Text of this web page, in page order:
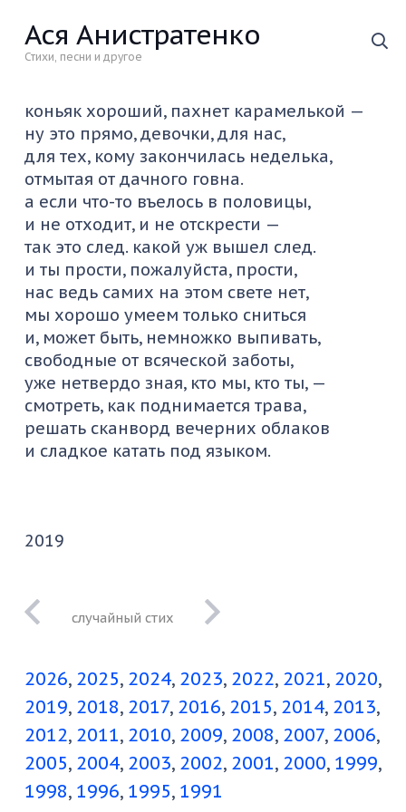
Ася Анистратенко
Стихи, песни и другое
коньяк хороший, пахнет карамелькой —
ну это прямо, девочки, для нас,
для тех, кому закончилась неделька,
отмытая от дачного говна.
а если что-то въелось в половицы,
и не отходит, и не отскрести —
так это след. какой уж вышел след.
и ты прости, пожалуйста, прости,
нас ведь самих на этом свете нет,
мы хорошо умеем только сниться
и, может быть, немножко выпивать,
свободные от всяческой заботы,
уже нетвердо зная, кто мы, кто ты, —
смотреть, как поднимается трава,
решать сканворд вечерних облаков
и сладкое катать под языком.
2019
подорожник
2026 2025 2024 2023 2022 2021 2020
2019 2018 2017 2016 2015 2014 2013
2012 2011 2010 2009 2008 2007 2006
2005 2004 2003 2002 2001 2000 1999
1998 1996 1995 1991